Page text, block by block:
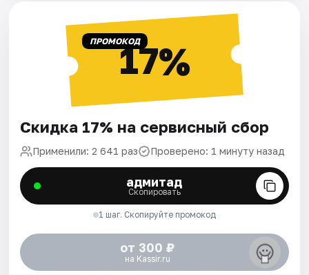
ПРОМОКОД17%
Скидка 17% на сервисный сбор
Применили: 2 641 раз Проверено: 1 минуту назад
адмитад
Скопировать
1 шаг. Скопируйте промокод
от 300 ₽
на Kassir.ru